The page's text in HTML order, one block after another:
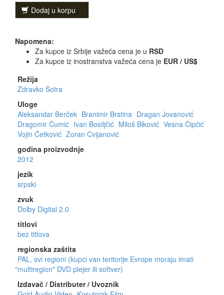
Dodaj u korpu
Napomena:
Za kupce iz Srbije važeća cena je u RSD
Za kupce iz inostranstva važeća cena je EUR / US$
Režija
Zdravko Šotra
Uloge
Aleksandar Berček Branimir Brstina Dragan Jovanović
Dragomir Čumić Ivan Bosiljčić Miloš Biković Vesna Čipčić
Vojin Ćetković Zoran Cvijanović
godina proizvodnje
2012
jezik
srpski
zvuk
Dolby Digital 2.0
titlovi
bez titlova
regionska zaštita
PAL, svi regioni (kupci van teritorije Evrope moraju imati
"multiregion" DVD plejer ili softver)
Izdavač / Distributer / Uvoznik